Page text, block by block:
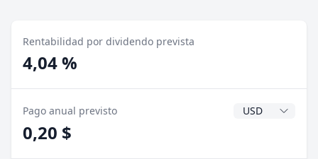
Rentabilidad por dividendo prevista
4,04 %
Pago anual previsto Divisa del
0,20 $